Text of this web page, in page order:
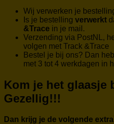
Wij verwerken je
Is je bestelling verwerkt
&Trace in je mail.
Verzending via PostNL,
volgen met Track &Trace
Bestel je bij ons? Dan
met 3 tot 4 werkdagen in
Kom je het glaasje
Gezellig!!!
Dan krijg je de volgende